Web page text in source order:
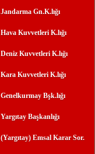
Jandarma Gn.K.lığı
Hava Kuvvetleri K.lığı
Deniz Kuvvetleri K.lığı
Kara Kuvvetleri K.lığı
Genelkurmay Bşk.lığı
Yargıtay Başkanlığı
(Yargıtay) Emsal Karar Sor.